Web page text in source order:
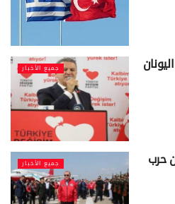
جميع الأخبار
جميع الأخبار حرب